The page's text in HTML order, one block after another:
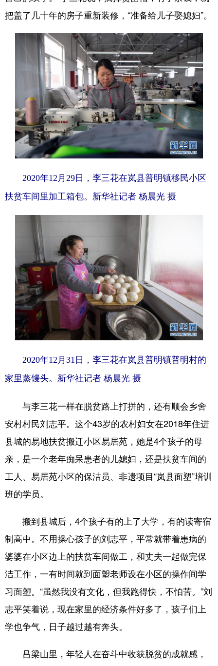
把盖了几十年的房子重新装修，“准备给儿子娶媳妇”。
2020年12月29日，李三花在岚县普明镇移民小区
扶贫车间里加工箱包。新华社记者 杨晨光 摄
2020年12月31日，李三花在岚县普明镇普明村的
家里蒸馒头。新华社记者 杨晨光 摄
与李三花一样在脱贫路上打拼的，还有顺会乡舍
安村村民刘志平。这个43岁的农村妇女在2018年住进
县城的易地扶贫搬迁小区易居苑，她是4个孩子的母
亲，是一个老年痴呆患者的儿媳妇，还是扶贫车间的
工人、易居苑小区的保洁员、非遗项目“岚县面塑”培训
班的学员。
搬到县城后，4个孩子有的上了大学，有的读寄宿
制高中。不用操心孩子的刘志平，平常就带着患病的
婆婆在小区边上的扶贫车间做工，和丈夫一起做完保
洁工作，一有时间就到面塑老师设在小区的操作间学
习面塑。“虽然我没有文化，但我跑得快，不怕苦。”刘
志平笑着说，现在家里的经济条件好多了，孩子们上
学也争气，日子越过越有奔头。
吕梁山里，年轻人在奋斗中收获脱贫的成就感，